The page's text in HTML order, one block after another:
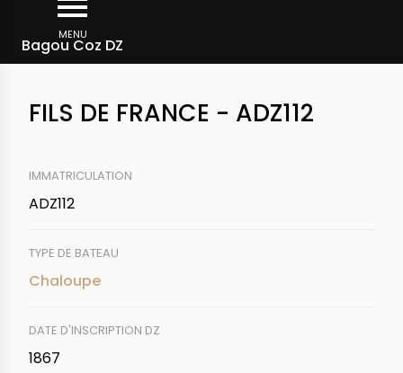
contenu
MENU
Bagou Coz DZ
d'Ariane
Rechercher un bateau
FILS DE FRANCE - ADZ112
IMMATRICULATION
ADZ112
TYPE DE BATEAU
Chaloupe
DATE D'INSCRIPTION DZ
1867